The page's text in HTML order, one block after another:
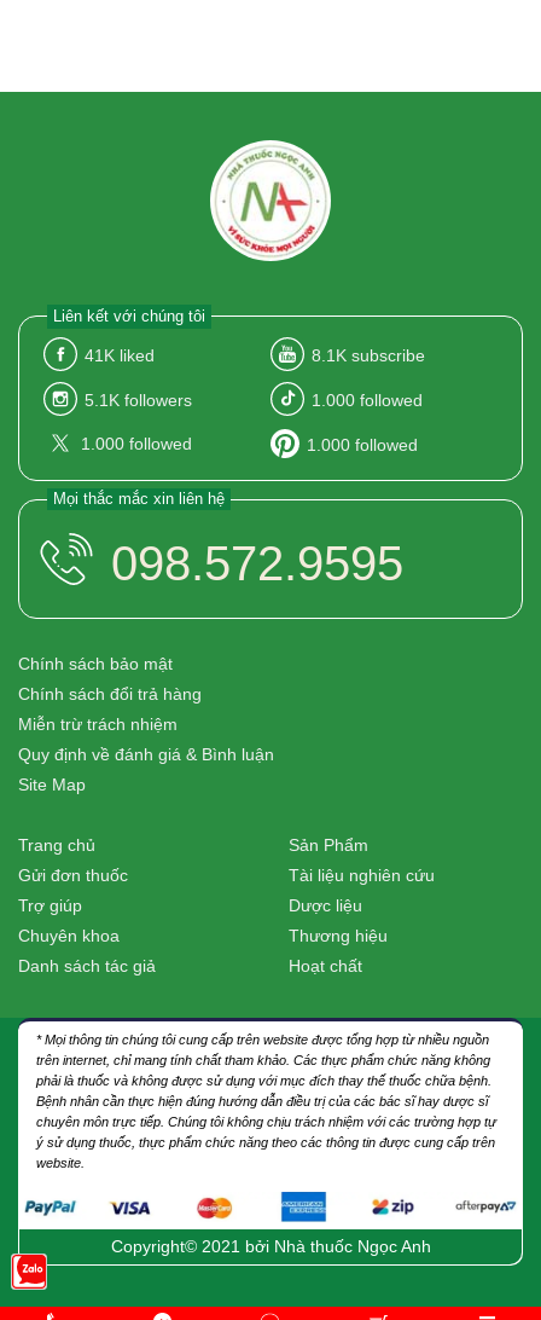
Liên kết với chúng tôi
41K liked 8.1K subscribe
5.1K followers 1.000 followed
1.000 followed 1.000 followed
Mọi thắc mắc xin liên hệ
098.572.9595
Chính sách bảo mật
Chính sách đổi trả hàng
Miễn trừ trách nhiệm
Quy định về đánh giá & Bình luận
Site Map
Trang chủ
Gửi đơn thuốc
Trợ giúp
Chuyên khoa
Danh sách tác giả
Sản Phẩm
Tài liệu nghiên cứu
Dược liệu
Thương hiệu
Hoạt chất
* Mọi thông tin chúng tôi cung cấp trên website được tổng hợp từ nhiều nguồn
trên internet, chỉ mang tính chất tham khảo. Các thực phẩm chức năng không
phải là thuốc và không được sử dụng với mục đích thay thế thuốc chữa bệnh.
Bệnh nhân cần thực hiện đúng hướng dẫn điều trị của các bác sĩ hay dược sĩ
chuyên môn trực tiếp. Chúng tôi không chịu trách nhiệm với các trường hợp tự
ý sử dụng thuốc, thực phẩm chức năng theo các thông tin được cung cấp trên
website.
Copyright© 2021 bởi Nhà thuốc Ngọc Anh